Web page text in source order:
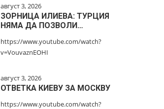
август 3, 2026
ЗОРНИЦА ИЛИЕВА: ТУРЦИЯ
НЯМА ДА ПОЗВОЛИ…
https://www.youtube.com/watch?
v=VouvaznEOHI
август 3, 2026
ОТВЕТКА КИЕВУ ЗА МОСКВУ
https://www.youtube.com/watch?